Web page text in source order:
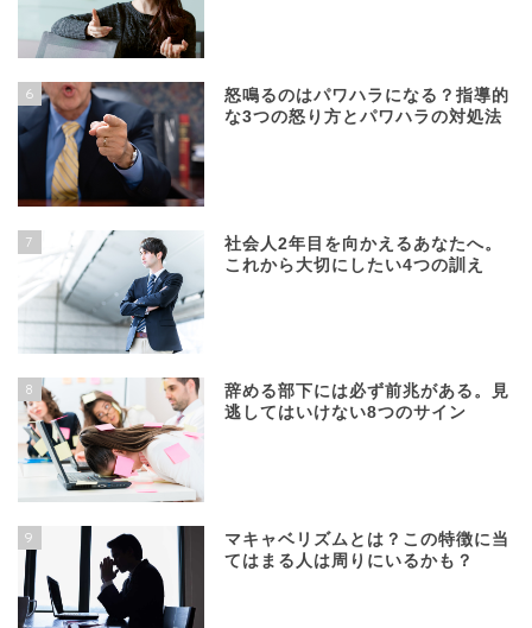
6
怒鳴るのはパワハラになる？指導的
な3つの怒り方とパワハラの対処法
7
社会人2年目を向かえるあなたへ。
これから大切にしたい4つの訓え
8
辞める部下には必ず前兆がある。見
逃してはいけない8つのサイン
9
マキャベリズムとは？この特徴に当
てはまる人は周りにいるかも？